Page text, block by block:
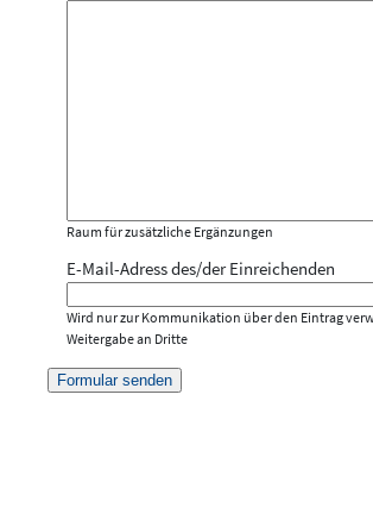
Raum für zusätzliche Ergänzungen
E-Mail-Adress des/der Einreichenden
Wird nur zur Kommunikation über den Eintrag
Weitergabe an Dritte
Formular senden